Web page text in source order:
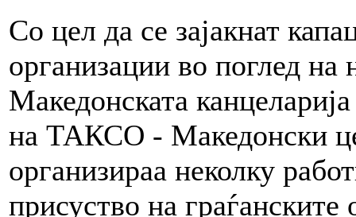
Со цел да се зајакнат
организации во поглед на
Македонската
на ТАКСО - Македонски
организираа неколку
присуство на